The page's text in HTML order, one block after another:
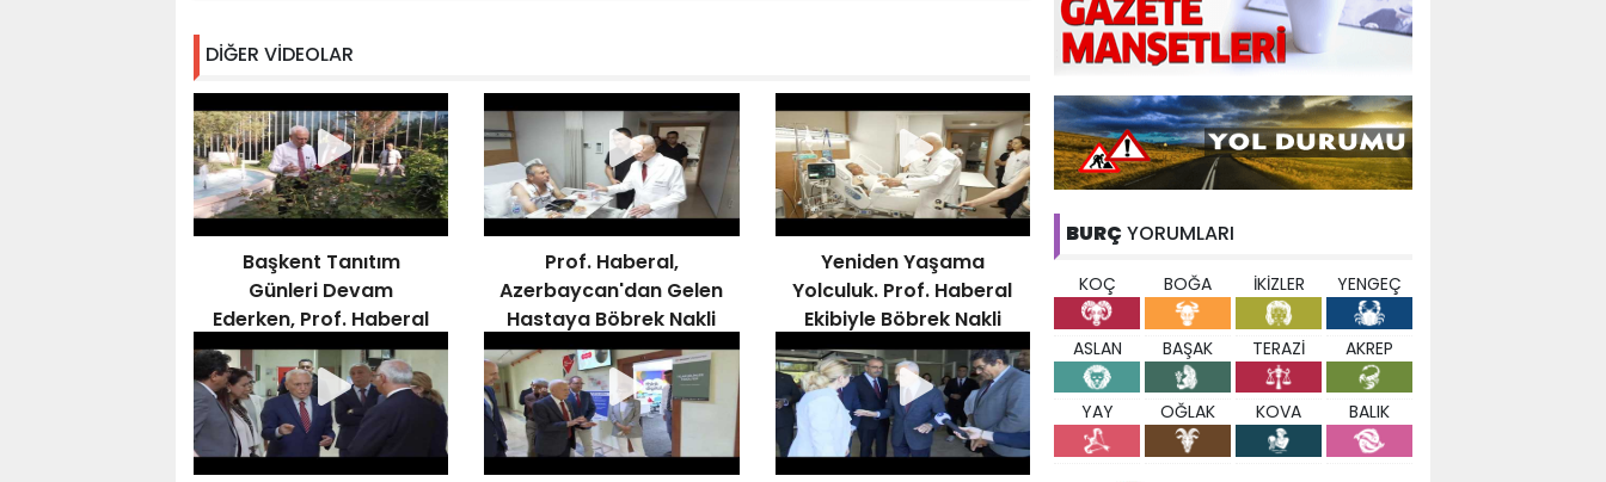
DİĞER VİDEOLAR
Başkent Tanıtım
Günleri Devam
Ederken, Prof. Haberal
Çalışmaları Denetledi
Prof. Haberal,
Azerbaycan'dan Gelen
Hastaya Böbrek Nakli
Gerçekleştirdi,
Kampüsü Ziyaret Etti
Yeniden Yaşama
Yolculuk. Prof. Haberal
Ekibiyle Böbrek Nakli
Gerçekleştirdi
BURÇ YORUMLARI
KOÇ BOĞA İKİZLER YENGEÇ
ASLAN BAŞAK TERAZİ AKREP
YAY OĞLAK KOVA BALIK